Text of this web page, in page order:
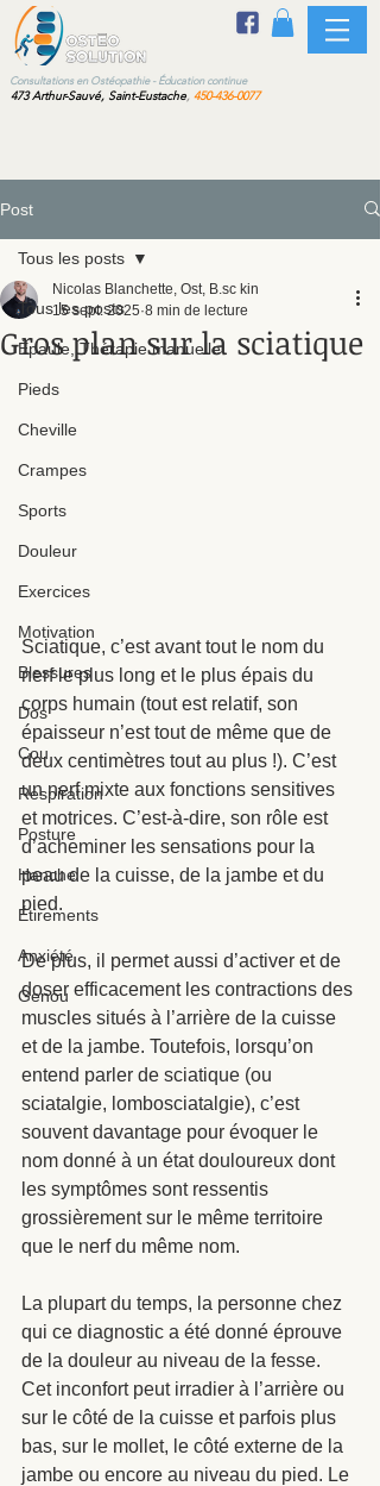
en Ostéopathie - Éducation continue
473 Arthur-Sauvé, Saint-Eustache, 450-436-0077
Post
Tous les posts
Épaule, Thérapie manuelle
Pieds
Cheville
Crampes
Sports
Douleur
Exercices
Motivation
Blessures
Dos
Cou
Respiration
Posture
Hanche
Étirements
Anxiété
Genou
Tous les posts
Gros plan sur la sciatique
Nicolas Blanchette, Ost, B.sc kin
15 sept. 2025 8 min de lecture
Sciatique, c’est avant tout le nom du
nerf le plus long et le plus épais du
corps humain (tout est relatif, son
épaisseur n’est tout de même que de
deux centimètres tout au plus !). C’est
un nerf mixte aux fonctions sensitives
et motrices. C’est-à-dire, son rôle est
d’acheminer les sensations pour la
peau de la cuisse, de la jambe et du
pied.
De plus, il permet aussi d’activer et de
doser efficacement les contractions des
muscles situés à l’arrière de la cuisse
et de la jambe. Toutefois, lorsqu’on
entend parler de sciatique (ou
sciatalgie, lombosciatalgie), c’est
souvent davantage pour évoquer le
nom donné à un état douloureux dont
les symptômes sont ressentis
grossièrement sur le même territoire
que le nerf du même nom.
La plupart du temps, la personne chez
qui ce diagnostic a été donné éprouve
de la douleur au niveau de la fesse.
Cet inconfort peut irradier à l’arrière ou
sur le côté de la cuisse et parfois plus
bas, sur le mollet, le côté externe de la
jambe ou encore au niveau du pied. Le